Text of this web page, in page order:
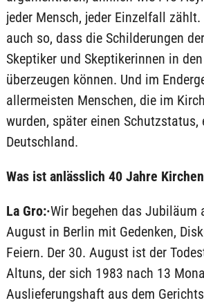
jeder Mensch, jeder Einzelfall
auch so, dass die Schilderungen
Skeptiker und Skeptikerinnen in
überzeugen können. Und im
allermeisten Menschen, die im
wurden, später einen Schutzstatus,
Deutschland.
Was ist anlässlich 40 Jahre
La Gro:·Wir begehen das Jubiläum
August in Berlin mit Gedenken,
Feiern. Der 30. August ist der
Altuns, der sich 1983 nach 13
Auslieferungshaft aus dem